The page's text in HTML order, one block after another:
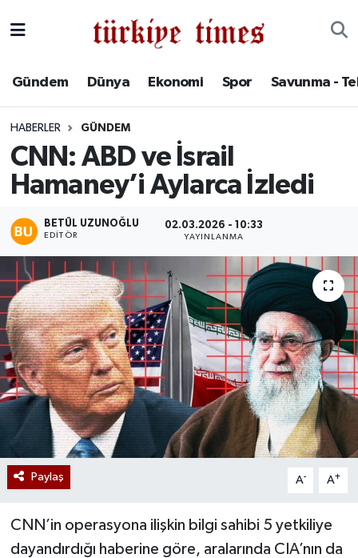
Gündem Dünya Ekonomi Spor Savunma -
HABERLER GÜNDEM
CNN: ABD ve İsrail
Hamaney’i Aylarca İzledi
BETÜL UZUNOĞLU
EDITÖR
02.03.2026 - 10:33
YAYINLANMA
Paylaş A- A+
CNN’in operasyona ilişkin bilgi sahibi 5 yetkiliye
dayandırdığı haberine göre, aralarında CIA’nın da
Spor
Savunma - Teknoloji
Kültür - Sanat
Yaşam
Süper Lig Puan Durumu ve Fikstür
Tüm Manşetler
Son Dakika Haberleri
Haber Arşivi